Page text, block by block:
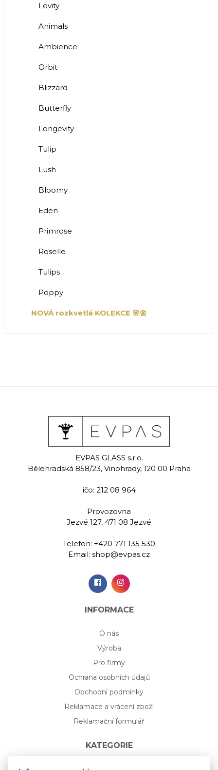
Levity
Animals
Ambience
Orbit
Blizzard
Butterfly
Longevity
Tulip
Lush
Bloomy
Eden
Primrose
Roselle
Tulips
Poppy
NOVÁ rozkvetlá KOLEKCE 🌸🌼
EVPAS GLASS s.r.o.
Bělehradská 858/23, Vinohrady, 120 00 Praha
ičo: 212 08 964
Provozovna
Jezvé 127, 471 08 Jezvé
Telefon: +420 771 135 530
Email: shop@evpas.cz
INFORMACE
O nás
Výroba
Pro firmy
Ochrana osobních údajů
Obchodní podmínky
Reklamace a vrácení zboží
Reklamační formulář
KATEGORIE